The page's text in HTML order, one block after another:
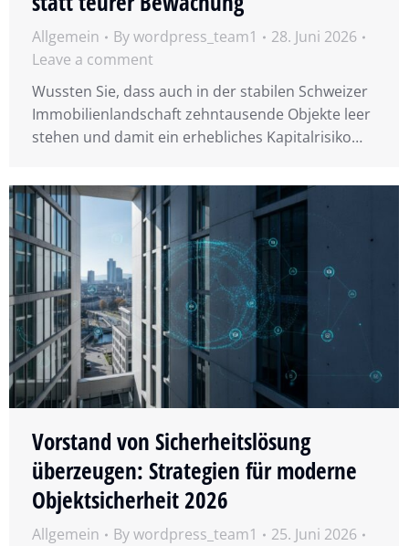
Allgemein Bywordpress_team1
28. Juni 2026
Leave a comment
Wussten Sie, dass auch in der stabilen Schweizer
Immobilienlandschaft zehntausende Objekte leer
stehen und damit ein erhebliches Kapitalrisiko…
Vorstand von Sicherheitslösung
überzeugen: Strategien für moderne
Objektsicherheit 2026
Allgemein Bywordpress_team1
25. Juni 2026